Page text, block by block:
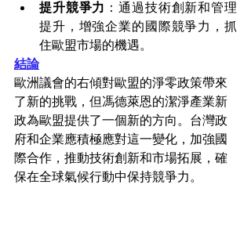
提升競爭力 ：通過技術創新和管理
提升，增強企業的國際競爭力，抓
住歐盟市場的機遇。
結論
歐洲議會的右傾對歐盟的淨零政策帶來
了新的挑戰，但馮德萊恩的潔淨產業新
政為歐盟提供了一個新的方向。台灣政
府和企業應積極應對這一變化，加強國
際合作，推動技術創新和市場拓展，確
保在全球氣候行動中保持競爭力。